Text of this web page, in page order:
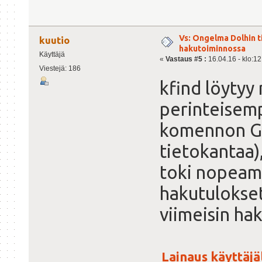
kuutio
Käyttäjä
Viestejä: 186
Vs: Ongelma Dolhin
hakutoiminnossa
« Vastaus #5 : 16.04.16 -
kfind löytyy
komennon
toki
viimeisin
Lainaus